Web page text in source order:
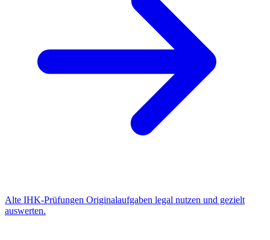
Alte IHK-Prüfungen Originalaufgaben legal nutzen und gezielt
auswerten.